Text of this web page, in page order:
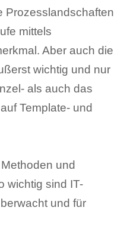
Prozesslandschaften
mittels
Aber auch die
wichtig und nur
als auch das
Template- und
und
wichtig sind IT-
und für